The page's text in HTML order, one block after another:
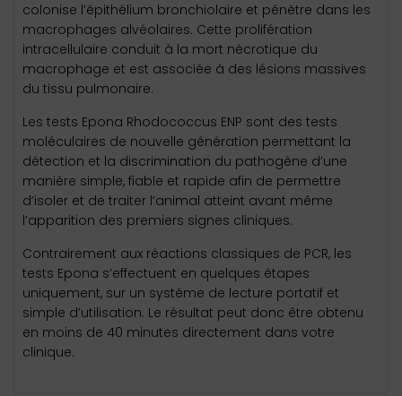
colonise l’épithélium bronchiolaire et pénètre dans les
macrophages alvéolaires. Cette prolifération
intracellulaire conduit à la mort nécrotique du
macrophage et est associée à des lésions massives
du tissu pulmonaire.
Les tests Epona Rhodococcus ENP sont des tests
moléculaires de nouvelle génération permettant la
détection et la discrimination du pathogène d’une
manière simple, fiable et rapide afin de permettre
d’isoler et de traiter l’animal atteint avant même
l’apparition des premiers signes cliniques.
Contrairement aux réactions classiques de PCR, les
tests Epona s’effectuent en quelques étapes
uniquement, sur un système de lecture portatif et
simple d’utilisation. Le résultat peut donc être obtenu
en moins de 40 minutes directement dans votre
clinique.